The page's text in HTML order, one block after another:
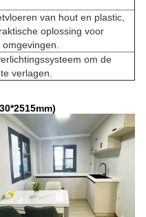
van hout en plastic,
oplossing voor
om de
verlagen.